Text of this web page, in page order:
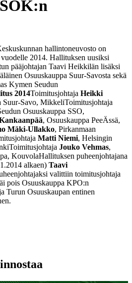
hallintoneuvosto on
2014. Hallituksen uusiksi
pääjohtajan Taavi Heikkilän lisäksi
Osuuskauppa Suur-Savosta sekä
Kymen Seudun
2014Toimitusjohtaja Heikki
Suur-Savo, MikkeliToimitusjohtaja
Osuuskauppa SSO,
, Osuuskauppa PeeÄssä,
Mäki-Ullakko, Pirkanmaan
Matti Niemi, Helsingin
Toimitusjohtaja Jouko Vehmas,
KouvolaHallituksen puheenjohtajana
alkaen) Taavi
valittiin toimitusjohtaja
pois Osuuskauppa KPO:n
Turun Osuuskaupan entinen